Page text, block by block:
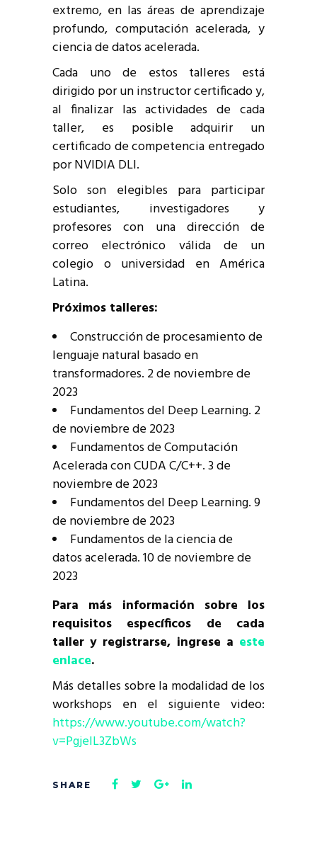
extremo, en las áreas de aprendizaje
profundo, computación acelerada, y
ciencia de datos acelerada.
Cada uno de estos talleres está
dirigido por un instructor certificado y,
al finalizar las actividades de cada
taller, es posible adquirir un
certificado de competencia entregado
por NVIDIA DLI.
Solo son elegibles para participar
estudiantes, investigadores y
profesores con una dirección de
correo electrónico válida de un
colegio o universidad en América
Latina.
Próximos talleres:
Construcción de procesamiento de
lenguaje natural basado en
transformadores. 2 de noviembre de
2023
Fundamentos del Deep Learning. 2
de noviembre de 2023
Fundamentos de Computación
Acelerada con CUDA C/C++. 3 de
noviembre de 2023
Fundamentos del Deep Learning. 9
de noviembre de 2023
Fundamentos de la ciencia de
datos acelerada. 10 de noviembre de
2023
Para más información sobre los
requisitos específicos de cada
taller y registrarse, ingrese a este
enlace.
Más detalles sobre la modalidad de los
workshops en el siguiente video:
https://www.youtube.com/watch?
v=PgjeIL3ZbWs